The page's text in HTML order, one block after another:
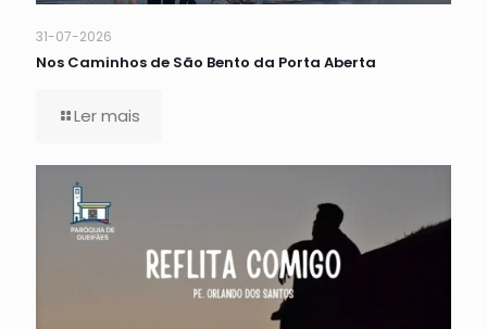
31-07-2026
Nos Caminhos de São Bento da Porta Aberta
Ler mais